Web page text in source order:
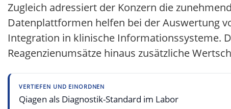
Zugleich adressiert der Konzern die
Datenplattformen helfen bei der Auswertung
Integration in klinische Informationssysteme.
Reagenzienumsätze hinaus zusätzliche
VERTIEFEN UND EINORDNEN
Qiagen als Diagnostik-Standard im Labor